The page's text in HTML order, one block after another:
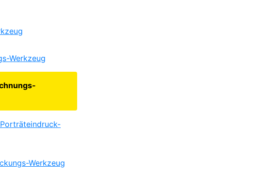
Werkzeug
Werkzeug